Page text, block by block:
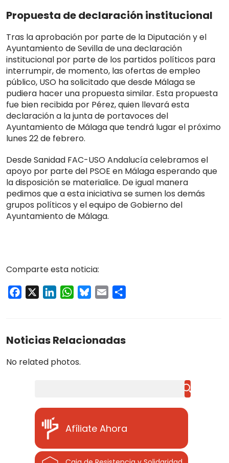
Propuesta de declaración institucional
Tras la aprobación por parte de la Diputación y el
Ayuntamiento de Sevilla de una declaración
institucional por parte de los partidos políticos para
interrumpir, de momento, las ofertas de empleo
público, USO ha solicitado que desde Málaga se
pudiera hacer una propuesta similar. Esta propuesta
fue bien recibida por Pérez, quien llevará esta
declaración a la junta de portavoces del
Ayuntamiento de Málaga que tendrá lugar el próximo
lunes 22 de febrero.
Desde Sanidad FAC-USO Andalucía celebramos el
apoyo por parte del PSOE en Málaga esperando que
la disposición se materialice. De igual manera
pedimos que a esta iniciativa se sumen los demás
grupos políticos y el equipo de Gobierno del
Ayuntamiento de Málaga.
Comparte esta noticia:
Facebook LinkedInWhatsApp
Bluesky
Email
Noticias Relacionadas
No related photos.
Afíliate Ahora